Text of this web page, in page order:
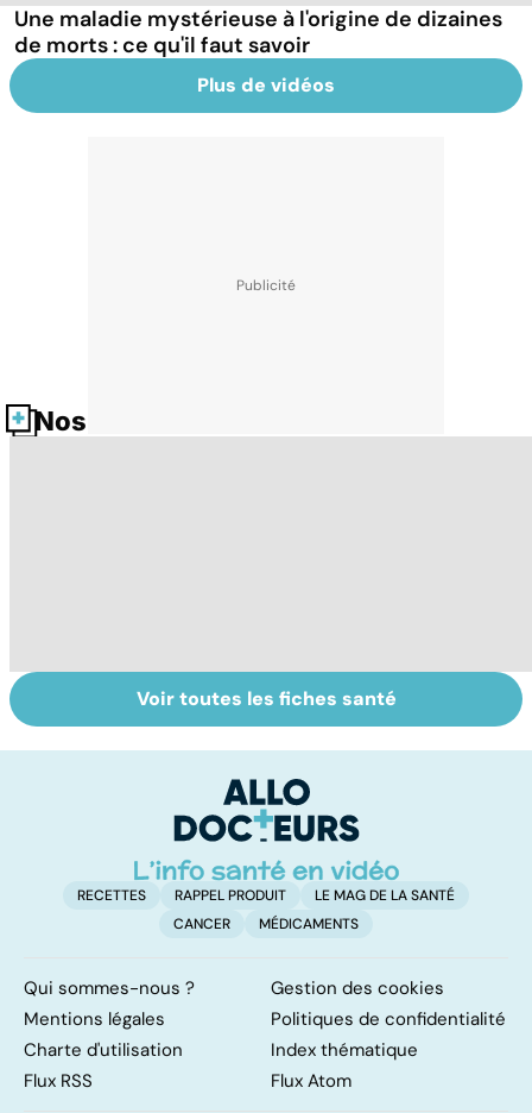
Une maladie mystérieuse à l'origine de dizaines
de morts : ce qu'il faut savoir
Plus de vidéos
Nos fiches santé
Covid-19 : tout
savoir sur la
Variole du singe :
symptômes,
traitements
Voir toutes les fiches santé
RECETTES RAPPEL PRODUIT
LE MAG DE LA SANTÉ
CANCER
MÉDICAMENTS
Qui sommes-nous ?
Gestion des cookies
Mentions légales
Politiques de confidentialité
Charte d'utilisation
Index thématique
Flux RSS
Flux Atom